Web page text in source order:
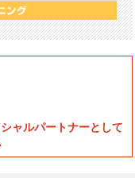
ャルパートナーとして